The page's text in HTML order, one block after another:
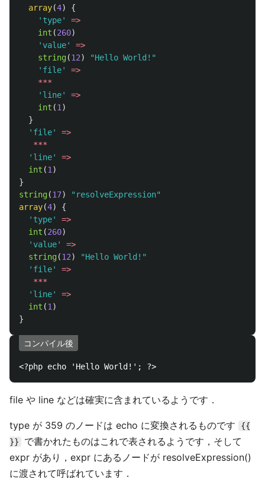
array(4)
{
'type'
=>
int (260)
'value'
=>
string(12)
"Hello World!"
'file'
=>
***
'line'
=>
int (1 )
}
'file'
=>
***
'line'
=>
int (1 )
}
string(17)
"resolveExpression"
array(4)
{
'type'
=>
int (260)
'value'
=>
string(12)
"Hello World!"
'file'
=>
***
'line'
=>
int (1 )
}
コンパイル後
file や line などは確実に含まれているようです．
type が 359 のノードは echo に変換されるものです
{{
}}
で書かれたものはこれで表されるようです，そして
expr があり，expr にあるノードが resolveExpression()
に渡されて呼ばれています．